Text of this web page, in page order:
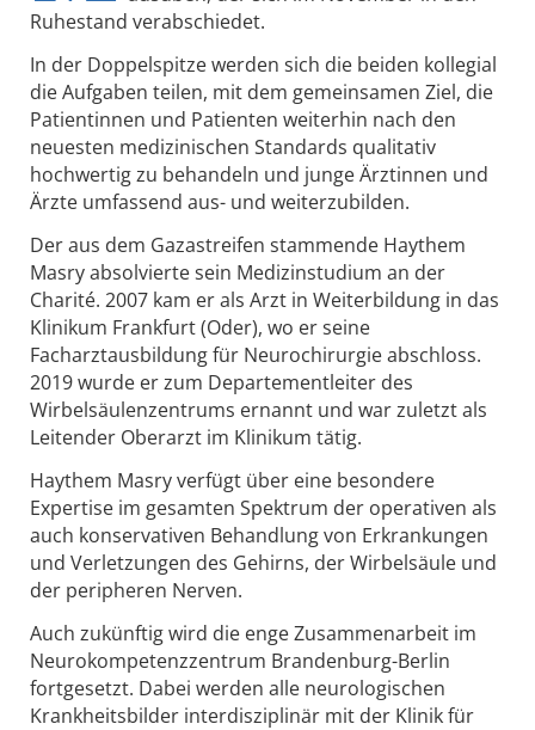
Ruhestand verabschiedet.
In der Doppelspitze werden sich die beiden kollegial
die Aufgaben teilen, mit dem gemeinsamen Ziel, die
Patientinnen und Patienten weiterhin nach den
neuesten medizinischen Standards qualitativ
hochwertig zu behandeln und junge Ärztinnen und
Ärzte umfassend aus- und weiterzubilden.
Der aus dem Gazastreifen stammende Haythem
Masry absolvierte sein Medizinstudium an der
Charité. 2007 kam er als Arzt in Weiterbildung in das
Klinikum Frankfurt (Oder), wo er seine
Facharztausbildung für Neurochirurgie abschloss.
2019 wurde er zum Departementleiter des
Wirbelsäulenzentrums ernannt und war zuletzt als
Leitender Oberarzt im Klinikum tätig.
Haythem Masry verfügt über eine besondere
Expertise im gesamten Spektrum der operativen als
auch konservativen Behandlung von Erkrankungen
und Verletzungen des Gehirns, der Wirbelsäule und
der peripheren Nerven.
Auch zukünftig wird die enge Zusammenarbeit im
Neurokompetenzzentrum Brandenburg-Berlin
fortgesetzt. Dabei werden alle neurologischen
Krankheitsbilder interdisziplinär mit der Klinik für